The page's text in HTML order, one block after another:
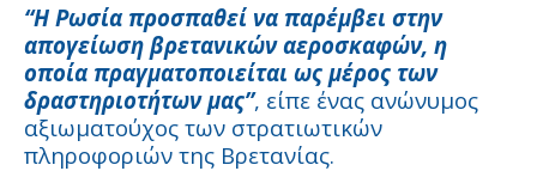
“Η Ρωσία προσπαθεί να παρέμβει στην
απογείωση βρετανικών αεροσκαφών, η
οποία πραγματοποιείται ως μέρος των
δραστηριοτήτων μας”, είπε ένας ανώνυμος
αξιωματούχος των στρατιωτικών
πληροφοριών της Βρετανίας.